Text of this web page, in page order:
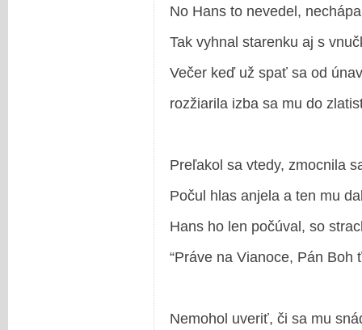
No Hans to nevedel,
Tak vyhnal starenku aj s
Večer keď už spať sa od
rozžiarila izba sa mu do
Preľakol sa vtedy, zmocnila
Počul hlas anjela a ten mu
Hans ho len počúval, so
“Práve na Vianoce, Pán Boh
Nemohol uveriť, či sa mu